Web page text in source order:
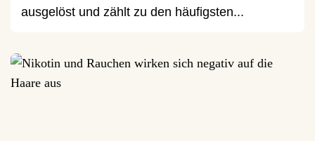
ausgelöst und zählt zu den häufigsten...